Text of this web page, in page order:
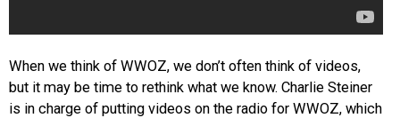
When we think of WWOZ, we don’t often think of videos,
but it may be time to rethink what we know. Charlie Steiner
is in charge of putting videos on the radio for WWOZ, which